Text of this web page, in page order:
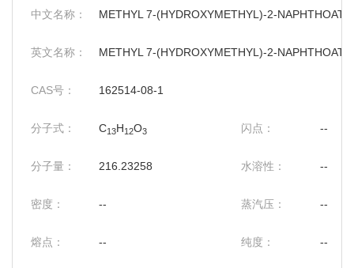
中文名称： METHYL 7-(HYDROXYMETHYL)-2-NAPHTHOATE
英文名称： METHYL 7-(HYDROXYMETHYL)-2-NAPHTHOATE
CAS号： 162514-08-1
分子式： C13H12O3 闪点： --
分子量： 216.23258 水溶性： --
密度： -- 蒸汽压： --
熔点： -- 纯度： --